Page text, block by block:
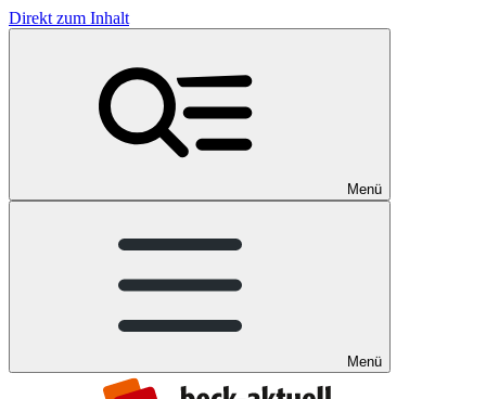
Direkt zum Inhalt
Menü
Menü